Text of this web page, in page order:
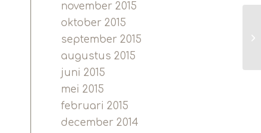
november 2015
oktober 2015
september 2015
augustus 2015
juni 2015
mei 2015
februari 2015
december 2014